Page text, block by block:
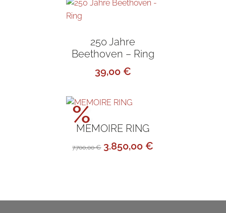
3.200,00 €
250 Jahre
Beethoven – Ring
39,00 €
Aktionspreis!
%
MEMOIRE RING
7.700,00€ Ursprünglicher
3.850,00 €